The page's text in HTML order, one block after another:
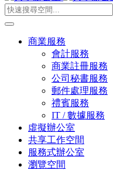
商業服務
會計服務
商業註冊服務
公司秘書服務
郵件處理服務
禮賓服務
IT / 數據服務
虛擬辦公室
共享工作空間
服務式辦公室
瀏覽空間